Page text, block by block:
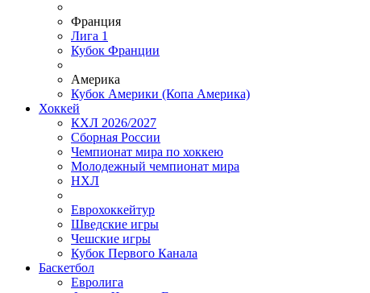
Франция
Лига 1
Кубок Франции
Америка
Кубок Америки (Копа Америка)
Хоккей
КХЛ 2026/2027
Сборная России
Чемпионат мира по хоккею
Молодежный чемпионат мира
НХЛ
Еврохоккейтур
Шведские игры
Чешские игры
Кубок Первого Канала
Баскетбол
Евролига